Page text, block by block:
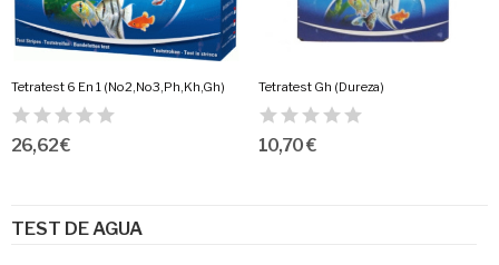
TEST DE AGUA
Tetratest 6 En 1 (No2,No3,Ph,Kh,Gh)
26,62 €
Tetratest Gh (Dureza)
10,70 €